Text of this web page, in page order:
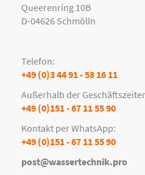
Queerenring 10B
D-04626 Schmölln
Telefon:
+49 (0)3 44 91 - 58 16 11
Außerhalb der
+49 (0)151 - 67 11 55 90
Kontakt per WhatsApp:
+49 (0)151 - 67 11 55 90
post@wassertechnik.pro